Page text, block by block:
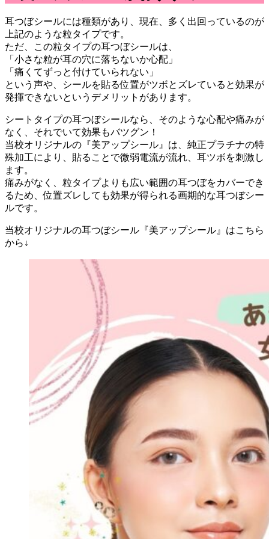
耳つぼシールには種類があり、現在、多く出回っているのが
上記のような粒タイプです。
ただ、この粒タイプの耳つぼシールは、
「小さな粒が耳の穴に落ちないか心配」
「痛くてずっと付けていられない」
という声や、シールを貼る位置がツボとズレていると効果が
発揮できないというデメリットがあります。
シートタイプの耳つぼシールなら、そのような心配や痛みが
なく、それでいて効果もバツグン！
当校オリジナルの『美アップシール』は、純正プラチナの特
殊加工により、貼ることで微弱電流が流れ、耳ツボを刺激し
ます。
痛みがなく、粒タイプよりも広い範囲の耳つぼをカバーでき
るため、位置ズレしても効果が得られる画期的な耳つぼシー
ルです。
当校オリジナルの耳つぼシール『美アップシール』はこちら
から↓